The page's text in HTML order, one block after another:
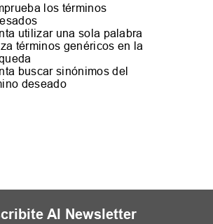
los términos
utilizar una sola palabra
términos genéricos en la
buscar sinónimos del
deseado
Al Newsletter